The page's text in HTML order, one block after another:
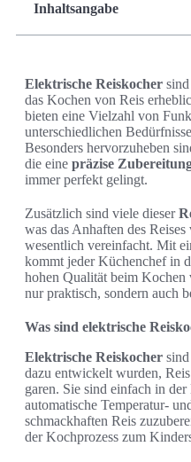
Inhaltsangabe
Elektrische Reiskocher
das Kochen von Reis
bieten eine Vielzahl von
unterschiedlichen
Besonders hervorzuheben
die eine präzise
immer perfekt gelingt.
Zusätzlich sind viele dieser
was das Anhaften des
wesentlich vereinfacht. Mit
kommt jeder Küchenchef in
hohen Qualität beim
nur praktisch, sondern auch
Was sind elektrische
Elektrische Reiskocher
dazu entwickelt wurden,
garen. Sie sind einfach in
automatische Temperatur-
schmackhaften Reis
der Kochprozess zum